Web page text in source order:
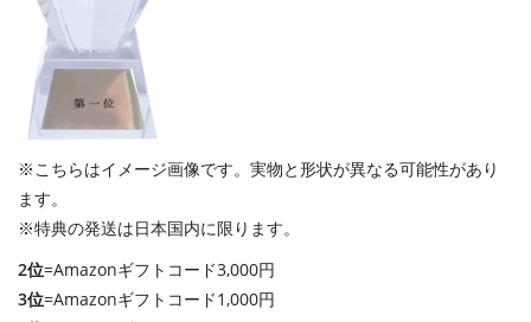
※こちらはイメージ画像です。実物と形状が異なる可能性があり
ます。
※特典の発送は日本国内に限ります。
2位=Amazonギフトコード3,000円
3位=Amazonギフトコード1,000円